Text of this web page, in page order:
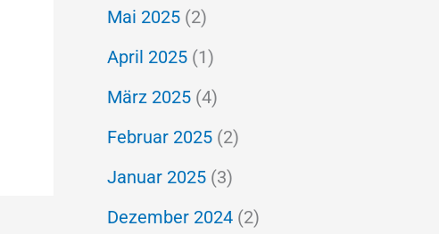
Mai 2025 (2)
April 2025 (1)
März 2025 (4)
Februar 2025 (2)
Januar 2025 (3)
Dezember 2024 (2)